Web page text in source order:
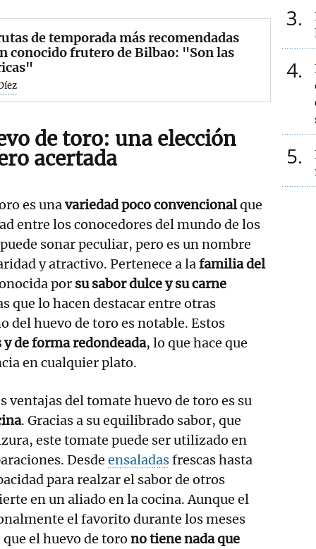
de temporada más recomendadas
conocido frutero de Bilbao: "Son las
de toro: una elección
acertada
es unavariedad poco convencionalque
entre los conocedores del mundo de los
sonar peculiar, pero es un nombre
y atractivo. Pertenece a lafamilia del
por su sabor dulce y su carne
que lo hacen destacar entre otras
del huevo de toro es notable. Estos
y de forma redondeada, lo que hace que
en cualquier plato.
ventajas del tomate huevo de toro es su
. Gracias a su equilibrado sabor, que
este tomate puede ser utilizado en
Desde ensaladasfrescas hasta
para realzar el sabor de otros
en un aliado en la cocina. Aunque el
el favorito durante los meses
el huevo de toro no tiene nada que
3
4
5